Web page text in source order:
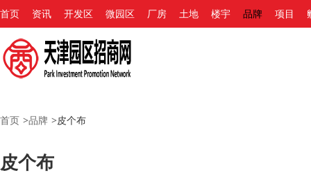
首页 资讯 开发区 微园区 厂房 土地 楼宇 品牌 项目
首页 >品牌 >皮个布
皮个布